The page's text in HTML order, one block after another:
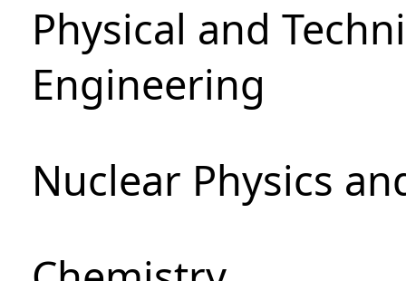
Physical and
Engineering
Nuclear Physics